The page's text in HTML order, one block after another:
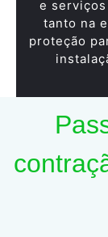
e
tanto na
proteção